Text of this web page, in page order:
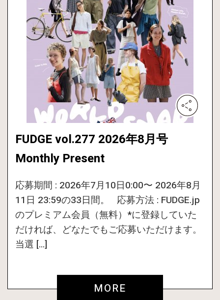
FUDGE vol.277 2026年8月号
Monthly Present
応募期間 : 2026年7月10日0:00〜 2026年8月
11日 23:59の33日間。 応募方法 : FUDGE.jp
のプレミアム会員（無料）*に登録していた
だければ、どなたでもご応募いただけます。
当選 […]
MORE